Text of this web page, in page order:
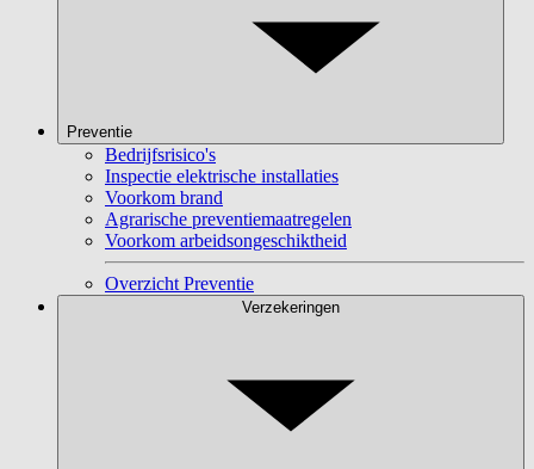
Preventie
Bedrijfsrisico's
Inspectie elektrische installaties
Voorkom brand
Agrarische preventiemaatregelen
Voorkom arbeidsongeschiktheid
Overzicht Preventie
Verzekeringen